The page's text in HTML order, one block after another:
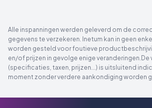
Alle inspanningen werden geleverd om de
gegevens te verzekeren. Inetum kan in geen
worden gesteld voor foutieve
en/of prijzen in gevolge enige
(specificaties, taxen, prijzen...) is uitsluitend
moment zonder verdere aankondiging worden